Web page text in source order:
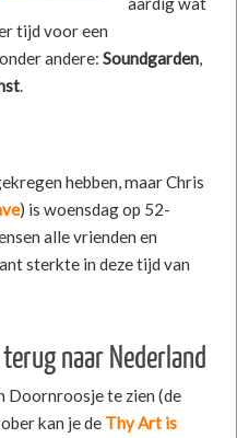
tijd voor een
andere: Soundgarden,
.
hebben, maar Chris
) is woensdag op 52-
alle vrienden en
sterkte in deze tijd van
naar Nederland
Doornroosje te zien (de
kan je de Thy Art is